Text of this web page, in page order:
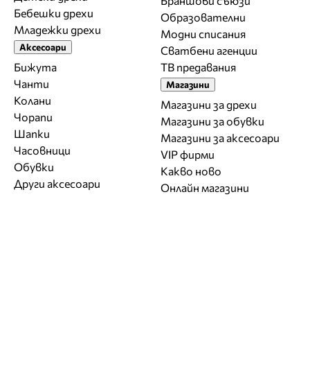
Бебешки дрехи
Младежки дрехи
Аксесоари
Бижута
Чанти
Колани
Чорапи
Шапки
Часовници
Обувки
Други аксесоари
Образователни
Модни списания
Сватбени агенции
ТВ предавания
Магазини
Магазини за дрехи
Магазини за обувки
Магазини за aксесоари
VIP фирми
Какво ново
Онлайн магазини